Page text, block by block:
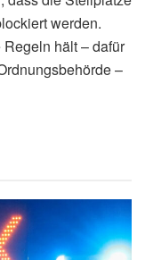
werden.
hält – dafür
–